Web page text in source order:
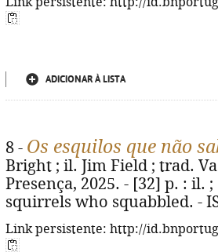
ADICIONAR À LISTA
8 - Os esquilos que não
Bright ; il. Jim Field ; trad.
Presença, 2025. - [32] p. : il.
squirrels who squabbled. -
Link persistente: http://